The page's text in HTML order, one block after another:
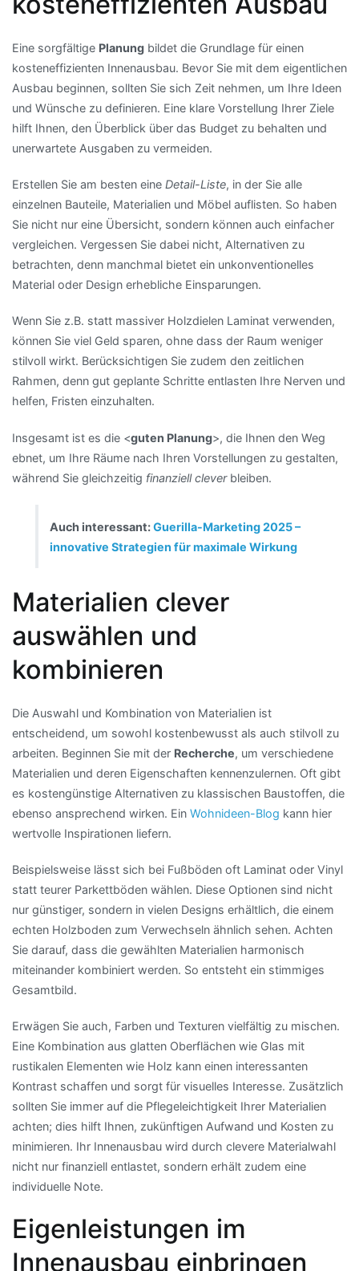
Eine sorgfältige Planung bildet die Grundlage für einen
kosteneffizienten Innenausbau. Bevor Sie mit dem eigentlichen
Ausbau beginnen, sollten Sie sich Zeit nehmen, um Ihre Ideen
und Wünsche zu definieren. Eine klare Vorstellung Ihrer Ziele
hilft Ihnen, den Überblick über das Budget zu behalten und
unerwartete Ausgaben zu vermeiden.
Erstellen Sie am besten eine Detail-Liste, in der Sie alle
einzelnen Bauteile, Materialien und Möbel auflisten. So haben
Sie nicht nur eine Übersicht, sondern können auch einfacher
vergleichen. Vergessen Sie dabei nicht, Alternativen zu
betrachten, denn manchmal bietet ein unkonventionelles
Material oder Design erhebliche Einsparungen.
Wenn Sie z.B. statt massiver Holzdielen Laminat verwenden,
können Sie viel Geld sparen, ohne dass der Raum weniger
stilvoll wirkt. Berücksichtigen Sie zudem den zeitlichen
Rahmen, denn gut geplante Schritte entlasten Ihre Nerven und
helfen, Fristen einzuhalten.
Insgesamt ist es die <guten Planung>, die Ihnen den Weg
ebnet, um Ihre Räume nach Ihren Vorstellungen zu gestalten,
während Sie gleichzeitig finanziell cleverbleiben.
Auch interessant:Guerilla-Marketing 2025 –
innovative Strategien für maximale Wirkung
Materialien clever
auswählen und
kombinieren
Die Auswahl und Kombination von Materialien ist
entscheidend, um sowohl kostenbewusst als auch stilvoll zu
arbeiten. Beginnen Sie mit der Recherche, um verschiedene
Materialien und deren Eigenschaften kennenzulernen. Oft gibt
es kostengünstige Alternativen zu klassischen Baustoffen, die
ebenso ansprechend wirken. Ein Wohnideen-Blog kann hier
wertvolle Inspirationen liefern.
Beispielsweise lässt sich bei Fußböden oft Laminat oder Vinyl
statt teurer Parkettböden wählen. Diese Optionen sind nicht
nur günstiger, sondern in vielen Designs erhältlich, die einem
echten Holzboden zum Verwechseln ähnlich sehen. Achten
Sie darauf, dass die gewählten Materialien harmonisch
miteinander kombiniert werden. So entsteht ein stimmiges
Gesamtbild.
Erwägen Sie auch, Farben und Texturen vielfältig zu mischen.
Eine Kombination aus glatten Oberflächen wie Glas mit
rustikalen Elementen wie Holz kann einen interessanten
Kontrast schaffen und sorgt für visuelles Interesse. Zusätzlich
sollten Sie immer auf die Pflegeleichtigkeit Ihrer Materialien
achten; dies hilft Ihnen, zukünftigen Aufwand und Kosten zu
minimieren. Ihr Innenausbau wird durch clevere Materialwahl
nicht nur finanziell entlastet, sondern erhält zudem eine
individuelle Note.
Eigenleistungen im
Innenausbau einbringen